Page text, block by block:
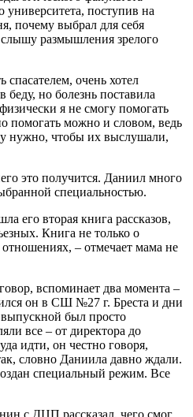
университета, поступив на
почему выбрал для себя
размышления зрелого
спасателем, очень хотел
но болезнь поставила
я не смогу помогать
помогать можно и словом, ведь
нужно, чтобы их выслушали,
это получится. Даниил много
специальностью.
его вторая книга рассказов,
Книга не только о
– отмечает мама не
вспоминает два момента –
он в СШ №27 г. Бреста и дни
выпускной был просто
все – от директора до
идти, он честно говоря,
словно Даниила давно ждали.
специальный режим. Все